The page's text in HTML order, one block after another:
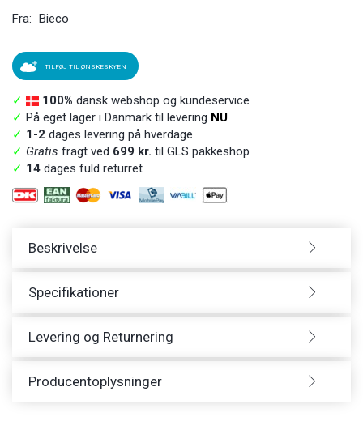
Fra: Bieco
TILFØJ TIL ØNSKESKYEN
✓ 100% dansk webshop og kundeservice
✓ På eget lager i Danmark til levering NU
✓ 1-2 dages levering på hverdage
✓ Gratis fragt ved 699 kr. til GLS pakkeshop
✓ 14 dages fuld returret
Beskrivelse
Specifikationer
Levering og Returnering
Producentoplysninger